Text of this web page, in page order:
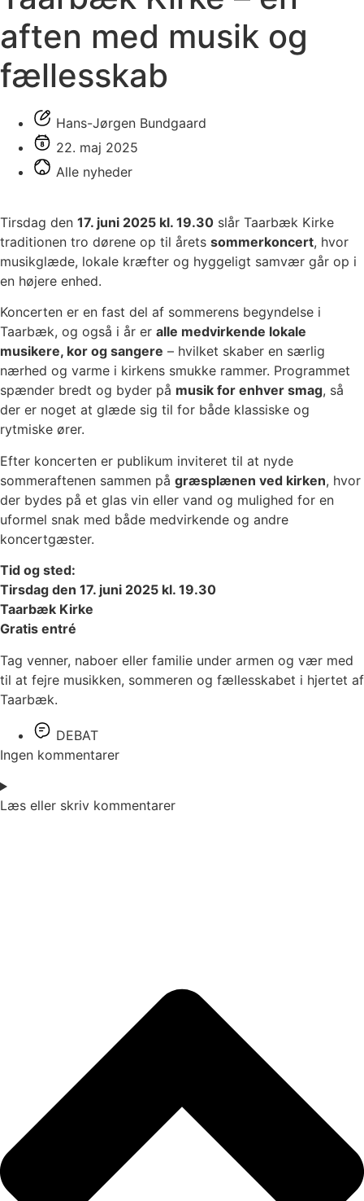
aften med musik og
fællesskab
Hans-Jørgen Bundgaard
22. maj 2025
Alle nyheder
Tirsdag den 17. juni 2025 kl. 19.30 slår Taarbæk Kirke
traditionen tro dørene op til årets sommerkoncert, hvor
musikglæde, lokale kræfter og hyggeligt samvær går op i
en højere enhed.
Koncerten er en fast del af sommerens begyndelse i
Taarbæk, og også i år er alle medvirkende lokale
musikere, kor og sangere – hvilket skaber en særlig
nærhed og varme i kirkens smukke rammer. Programmet
spænder bredt og byder på musik for enhver smag, så
der er noget at glæde sig til for både klassiske og
rytmiske ører.
Efter koncerten er publikum inviteret til at nyde
sommeraftenen sammen på græsplænen ved kirken, hvor
der bydes på et glas vin eller vand og mulighed for en
uformel snak med både medvirkende og andre
koncertgæster.
Tid og sted:
Tirsdag den 17. juni 2025 kl. 19.30
Taarbæk Kirke
Gratis entré
Tag venner, naboer eller familie under armen og vær med
til at fejre musikken, sommeren og fællesskabet i hjertet af
Taarbæk.
DEBAT
Ingen kommentarer
Læs eller skriv kommentarer